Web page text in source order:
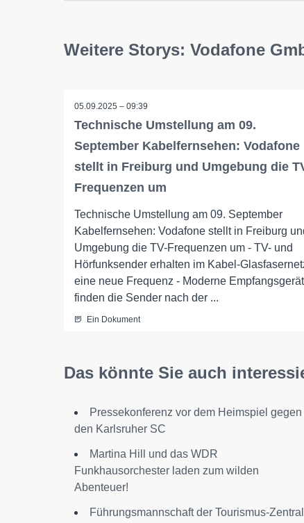
Weitere Storys: Vodafone
05.09.2025 – 09:39
Technische Umstellung am 09.
September Kabelfernsehen: Vodafone
stellt in Freiburg und Umgebung die
Frequenzen um
Technische Umstellung am 09. September
Kabelfernsehen: Vodafone stellt in Freiburg
Umgebung die TV-Frequenzen um - TV- und
Hörfunksender erhalten im Kabel-
eine neue Frequenz - Moderne
finden die Sender nach der ...
Ein Dokument
Das könnte Sie auch
Pressekonferenz vor dem Heimspiel gegen
den Karlsruher SC
Martina Hill und das WDR
Funkhausorchester laden zum wilden
Abenteuer!
Führungsmannschaft der Tourismus-